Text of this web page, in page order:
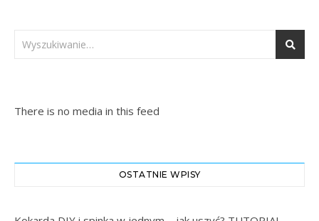
There is no media in this feed
OSTATNIE WPISY